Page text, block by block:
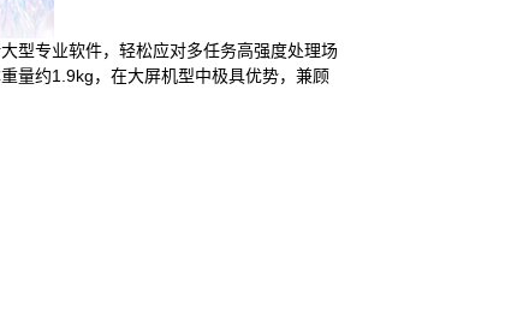
型专业软件，轻松应对多任务高强度处理场
量约1.9kg，在大屏机型中极具优势，兼顾